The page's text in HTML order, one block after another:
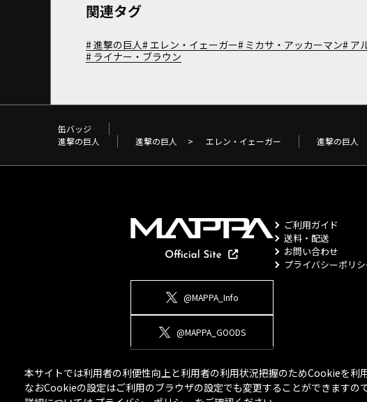
関連タグ
進撃の巨人 エレン・イェーガー ミカサ・アッカーマン ア
ライナー・ブラウン
缶バッジ
進撃の巨人
進撃の巨人 > エレン・イェーガー 進撃の巨人
@MAPPA_Info
@MAPPA_GOODS
ご利用ガイド
送料・配送
お問い合わせ
プライバシーポリ
本サイトでは利用者の利便性向上と利用者の利用状況把握のためCookieを利
なおCookieの設定はご利用のブラウザの設定でも変更することができますの